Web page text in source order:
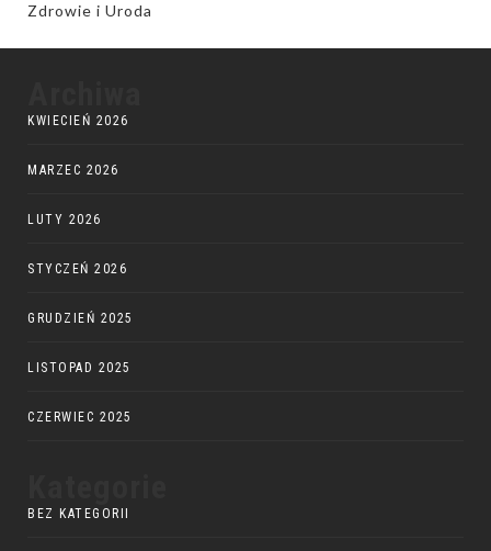
Zdrowie i Uroda
KWIECIEŃ 2026
MARZEC 2026
LUTY 2026
STYCZEŃ 2026
GRUDZIEŃ 2025
LISTOPAD 2025
CZERWIEC 2025
BEZ KATEGORII